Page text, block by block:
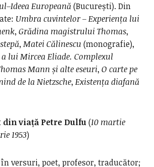
Europeană (București). Din
Umbra cuvintelor – Experiența lui
, Grădina magistrului Thomas,
, Matei Călinescu (monografie),
lui Mircea Eliade. Complexul
Mann și alte eseuri, O carte pe
de la Nietzsche, Existența diafană
din viață Petre Dulfu(10 martie
1953)
versuri, poet, profesor, traducător;